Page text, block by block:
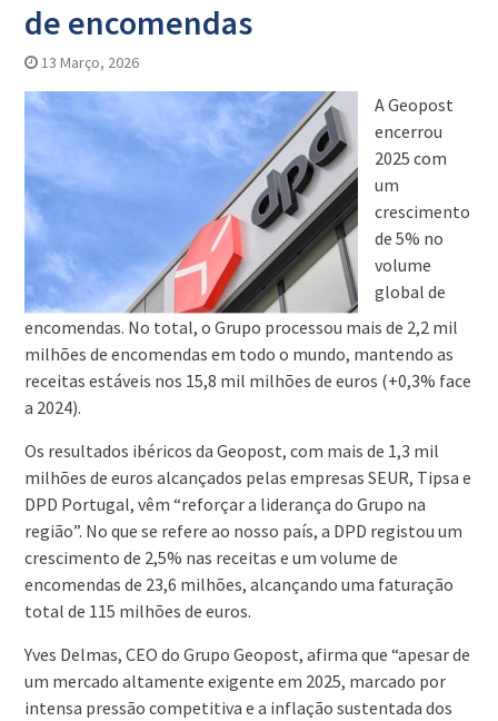
de encomendas
13 Março, 2026
A Geopost
encerrou
2025 com
um
crescimento
de 5% no
volume
global de
encomendas. No total, o Grupo processou mais de 2,2 mil
milhões de encomendas em todo o mundo, mantendo as
receitas estáveis nos 15,8 mil milhões de euros (+0,3% face
a 2024).
Os resultados ibéricos da Geopost, com mais de 1,3 mil
milhões de euros alcançados pelas empresas SEUR, Tipsa e
DPD Portugal, vêm “reforçar a liderança do Grupo na
região”. No que se refere ao nosso país, a DPD registou um
crescimento de 2,5% nas receitas e um volume de
encomendas de 23,6 milhões, alcançando uma faturação
total de 115 milhões de euros.
Yves Delmas, CEO do Grupo Geopost, afirma que “apesar de
um mercado altamente exigente em 2025, marcado por
intensa pressão competitiva e a inflação sustentada dos